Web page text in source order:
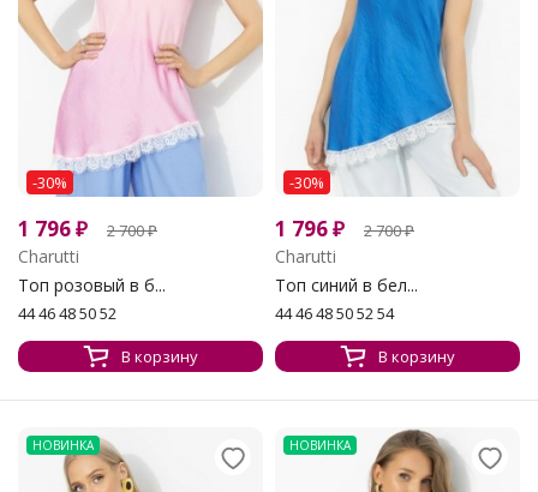
-30%
1 796₽ 2 700₽
Charutti
Топ розовый в б...
44 46 48 50 52
В корзину
-30%
1 796₽ 2 700₽
Charutti
Топ синий в бел...
44 46 48 50 52 54
В корзину
НОВИНКА НОВИНКА